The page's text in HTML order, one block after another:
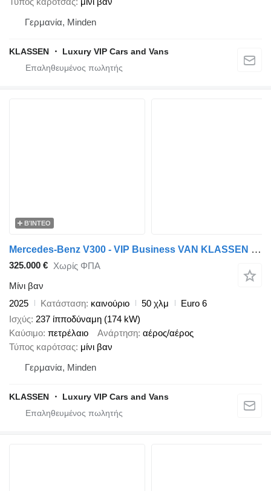
Γερμανία, Minden
KLASSEN ・ Luxury VIP Cars and Vans
ΒΊΝΤΕΟ
Mercedes-Benz V300 - VIP Business VAN KLASSEN - V-Klasse
325.000 € Χωρίς ΦΠΑ
Μίνι βαν
2025
Κατάσταση καινούριο 50 χλμ
Euro 6
Ισχύς 237 ίπποδύναμη (174 kW)
Καύσιμο πετρέλαιο Ανάρτηση αέρος/αέρος
Τύπος καρότσας μίνι βαν
Γερμανία, Minden
KLASSEN ・ Luxury VIP Cars and Vans